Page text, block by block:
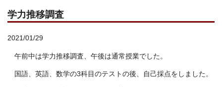
学力推移調査
2021/01/29
午前中は学力推移調査、午後は通常授業でした。
国語、英語、数学の3科目のテストの後、自己採点をしました。